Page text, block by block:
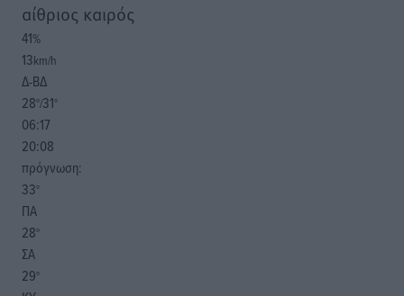
αίθριος καιρός
41%
13km/h
Δ-ΒΔ
28°/31°
06:17
20:08
πρόγνωση:
33°
ΠΑ
28°
ΣΑ
29°